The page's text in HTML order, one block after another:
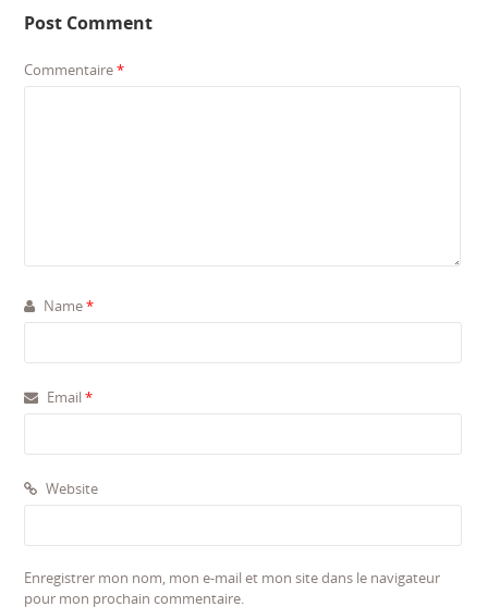
Post Comment
Commentaire*
Name*
Email*
Website
Enregistrer mon nom, mon e-mail et mon site dans le navigateur
pour mon prochain commentaire.